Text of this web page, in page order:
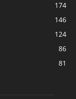
174
146
124
86
81